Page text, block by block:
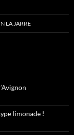
LA JARRE
limonade !